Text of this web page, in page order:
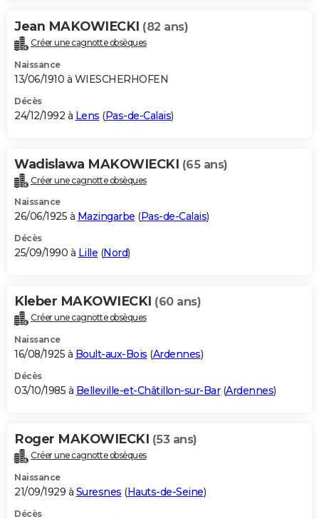
Jean MAKOWIECKI (82 ans)
Créer une cagnotte obsèques
Naissance
13/06/1910 à WIESCHERHOFEN
Décès
24/12/1992 à Lens (Pas-de-Calais)
Wadislawa MAKOWIECKI (65 ans)
Créer une cagnotte obsèques
Naissance
26/06/1925 à Mazingarbe (Pas-de-Calais)
Décès
25/09/1990 à Lille (Nord)
Kleber MAKOWIECKI (60 ans)
Créer une cagnotte obsèques
Naissance
16/08/1925 à Boult-aux-Bois (Ardennes)
Décès
03/10/1985 à Belleville-et-Châtillon-sur-Bar(Ardennes)
Roger MAKOWIECKI (53 ans)
Créer une cagnotte obsèques
Naissance
21/09/1929 à Suresnes (Hauts-de-Seine)
Décès